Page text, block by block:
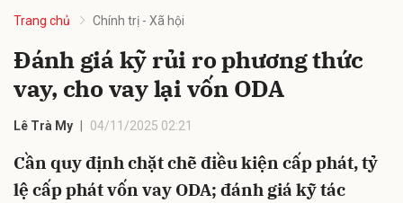
Trang chủ Chính trị - Xã hội
Đánh giá kỹ rủi ro phương thức
vay, cho vay lại vốn ODA
Lê Trà My 04/11/2025 02:21
Cần quy định chặt chẽ điều kiện cấp phát, tỷ
lệ cấp phát vốn vay ODA; đánh giá kỹ tác
Hủy